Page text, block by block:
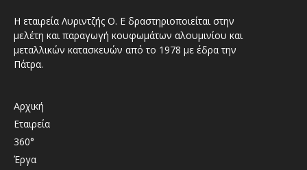
Η εταιρεία Λυριντζής Ο. Ε δραστηριοποιείται στην
μελέτη και παραγωγή κουφωμάτων αλουμινίου και
μεταλλικών κατασκευών από το 1978 με έδρα την
Πάτρα.
Αρχική
Εταιρεία
360°
Έργα